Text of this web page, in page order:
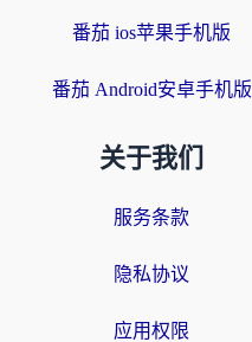
番茄 ios苹果手机版
番茄 Android安卓手机版
关于我们
服务条款
隐私协议
应用权限